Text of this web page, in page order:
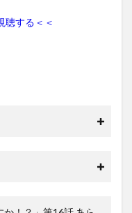
聴する＜＜